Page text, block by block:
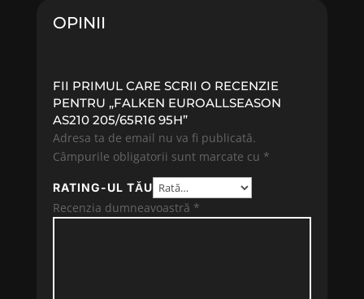
OPINII
FII PRIMUL CARE SCRII O RECENZIE
PENTRU „FALKEN EUROALLSEASON
AS210 205/65R16 95H”
Adresa ta de email nu va fi publicată.
Câmpurile obligatorii sunt marcate cu *
RATING-UL TĂU
Recenzia dumneavoastră *